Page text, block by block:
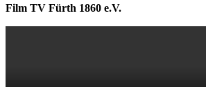
Film TV Fürth 1860 e.V.